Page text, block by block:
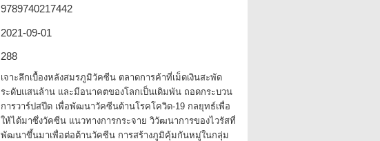
9789740217442
2021-09-01
288
เจาะลึกเบื้องหลังสมรภูมิวัคซีน ตลาดการค้าที่เม็ดเงินสะพัด
ระดับแสนล้าน และมีอนาคตของโลกเป็นเดิมพัน ถอดกระบวน
การวาร์ปสปีด เพื่อพัฒนาวัคซีนต้านโรคโควิด-19 กลยุทธ์เพื่อ
ให้ได้มาซึ่งวัคซีน แนวทางการกระจาย วิวัฒนาการของไวรัสที่
พัฒนาขึ้นมาเพื่อต่อต้านวัคซีน การสร้างภูมิคุ้มกันหมู่ในกลุ่ม